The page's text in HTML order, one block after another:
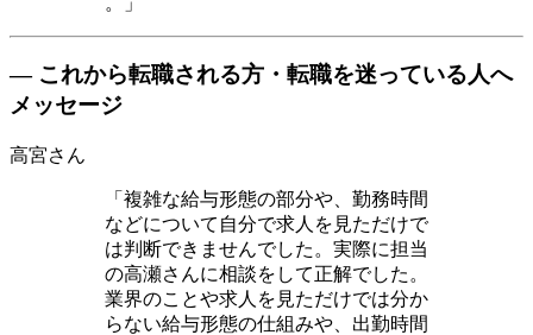
― これから転職される方・転職を迷っている人へ
メッセージ
高宮さん
「複雑な給与形態の部分や、勤務時間
などについて自分で求人を見ただけで
は判断できませんでした。実際に担当
の高瀬さんに相談をして正解でした。
業界のことや求人を見ただけでは分か
らない給与形態の仕組みや、出勤時間